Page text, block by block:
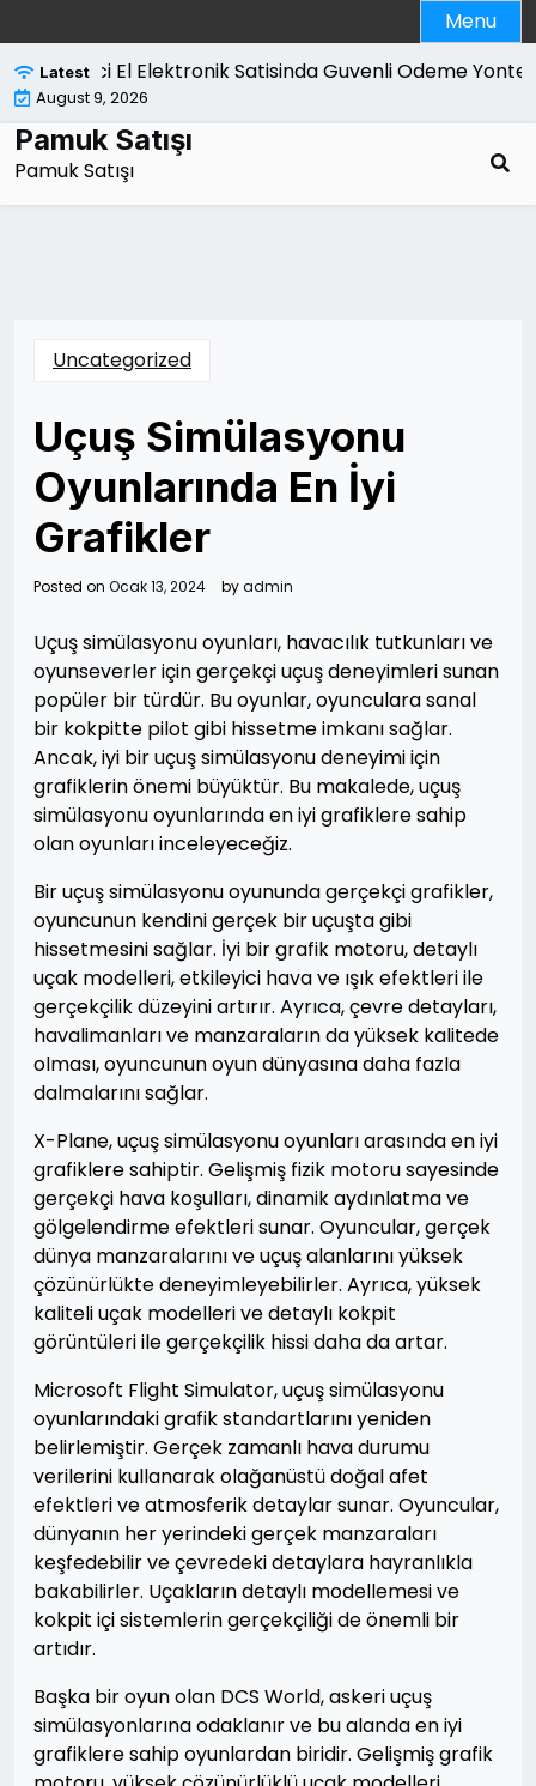
to
content
Menu
Latest
İkinci El Elektronik Satisinda Guvenli Odeme
August 9, 2026
Pamuk Satışı
Pamuk Satışı
Uncategorized
Uçuş Simülasyonu
Oyunlarında En İyi
Grafikler
Posted on Ocak 13, 2024 byadmin
Uçuş simülasyonu oyunları, havacılık tutkunları ve
oyunseverler için gerçekçi uçuş deneyimleri sunan
popüler bir türdür. Bu oyunlar, oyunculara sanal
bir kokpitte pilot gibi hissetme imkanı sağlar.
Ancak, iyi bir uçuş simülasyonu deneyimi için
grafiklerin önemi büyüktür. Bu makalede, uçuş
simülasyonu oyunlarında en iyi grafiklere sahip
olan oyunları inceleyeceğiz.
Bir uçuş simülasyonu oyununda gerçekçi grafikler,
oyuncunun kendini gerçek bir uçuşta gibi
hissetmesini sağlar. İyi bir grafik motoru, detaylı
uçak modelleri, etkileyici hava ve ışık efektleri ile
gerçekçilik düzeyini artırır. Ayrıca, çevre detayları,
havalimanları ve manzaraların da yüksek kalitede
olması, oyuncunun oyun dünyasına daha fazla
dalmalarını sağlar.
X-Plane, uçuş simülasyonu oyunları arasında en iyi
grafiklere sahiptir. Gelişmiş fizik motoru sayesinde
gerçekçi hava koşulları, dinamik aydınlatma ve
gölgelendirme efektleri sunar. Oyuncular, gerçek
dünya manzaralarını ve uçuş alanlarını yüksek
çözünürlükte deneyimleyebilirler. Ayrıca, yüksek
kaliteli uçak modelleri ve detaylı kokpit
görüntüleri ile gerçekçilik hissi daha da artar.
Microsoft Flight Simulator, uçuş simülasyonu
oyunlarındaki grafik standartlarını yeniden
belirlemiştir. Gerçek zamanlı hava durumu
verilerini kullanarak olağanüstü doğal afet
efektleri ve atmosferik detaylar sunar. Oyuncular,
dünyanın her yerindeki gerçek manzaraları
keşfedebilir ve çevredeki detaylara hayranlıkla
bakabilirler. Uçakların detaylı modellemesi ve
kokpit içi sistemlerin gerçekçiliği de önemli bir
artıdır.
Başka bir oyun olan DCS World, askeri uçuş
simülasyonlarına odaklanır ve bu alanda en iyi
grafiklere sahip oyunlardan biridir. Gelişmiş grafik